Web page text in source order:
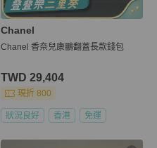
Chanel
Chanel 香奈兒康鵬翻蓋長款錢包
TWD 29,404
現折 800
狀況良好 香港 免運